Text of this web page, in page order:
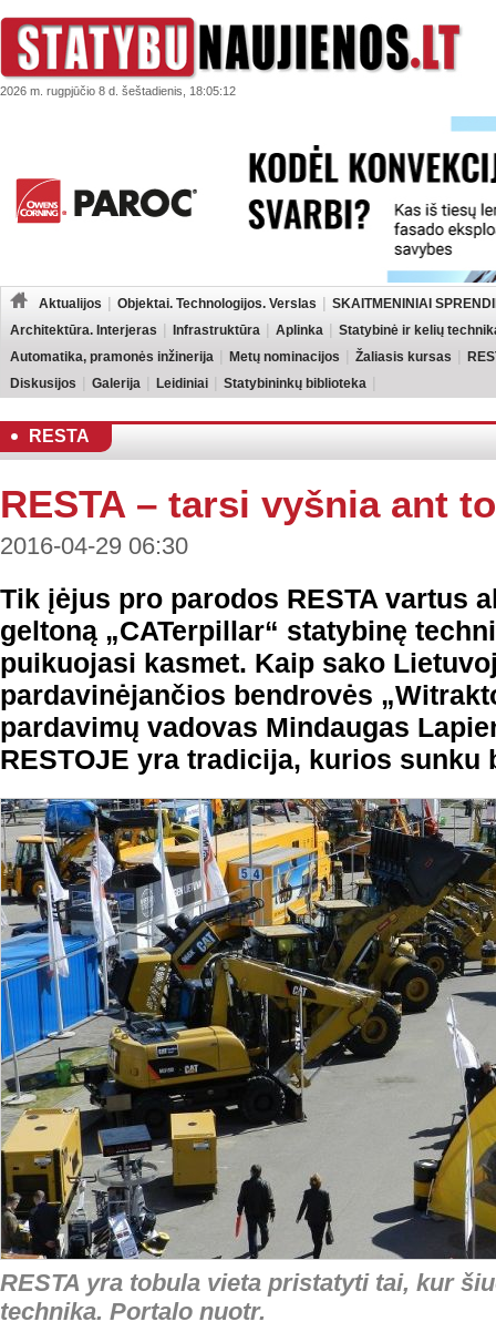
2026 m. rugpjūčio 8 d. šeštadienis, 18:05:12
Aktualijos Objektai. Technologijos. Verslas
SKAITMENINIAI
Architektūra. Interjeras
Infrastruktūra Aplinka
Statybinė ir kelių
Automatika, pramonės inžinerija
Metų nominacijos Žaliasis kursas
Diskusijos
Galerija Leidiniai Statybininkų biblioteka
RESTA
RESTA – tarsi vyšnia ant
2016-04-29 06:30
Tik įėjus pro parodos RESTA vartus
geltoną „CATerpillar“ statybinę
puikuojasi kasmet. Kaip sako
pardavinėjančios bendrovės
pardavimų vadovas Mindaugas
RESTOJE yra tradicija, kurios sunku
RESTA yra tobula vieta pristatyti tai, kur
technika. Portalo nuotr.